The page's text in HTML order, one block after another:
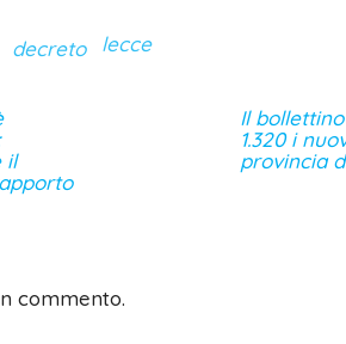
decreto lecce
il
Il
1.320 i
provincia
commento.